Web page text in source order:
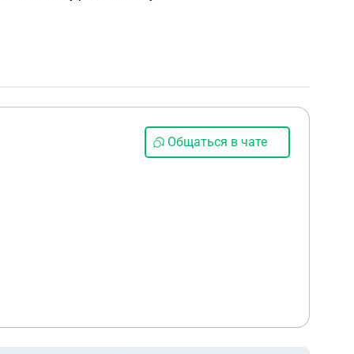
Общаться в чате